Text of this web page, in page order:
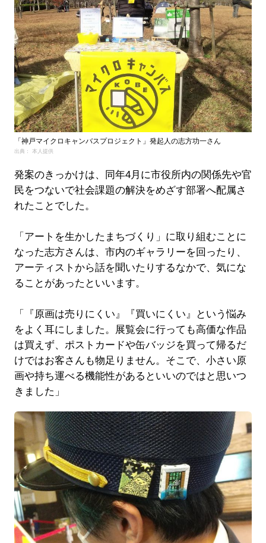
「神戸マイクロキャンバスプロジェクト」発起人の志方功一さん
出典： 本人提供
発案のきっかけは、同年4月に市役所内の関係先や官
民をつないで社会課題の解決をめざす部署へ配属さ
れたことでした。
「アートを生かしたまちづくり」に取り組むことに
なった志方さんは、市内のギャラリーを回ったり、
アーティストから話を聞いたりするなかで、気にな
ることがあったといいます。
「『原画は売りにくい』『買いにくい』という悩み
をよく耳にしました。展覧会に行っても高価な作品
は買えず、ポストカードや缶バッジを買って帰るだ
けではお客さんも物足りません。そこで、小さい原
画や持ち運べる機能性があるといいのではと思いつ
きました」